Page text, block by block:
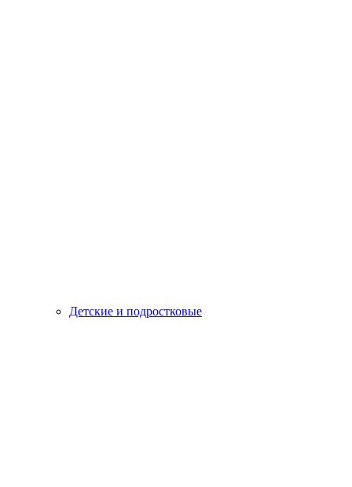
Детские и подростковые